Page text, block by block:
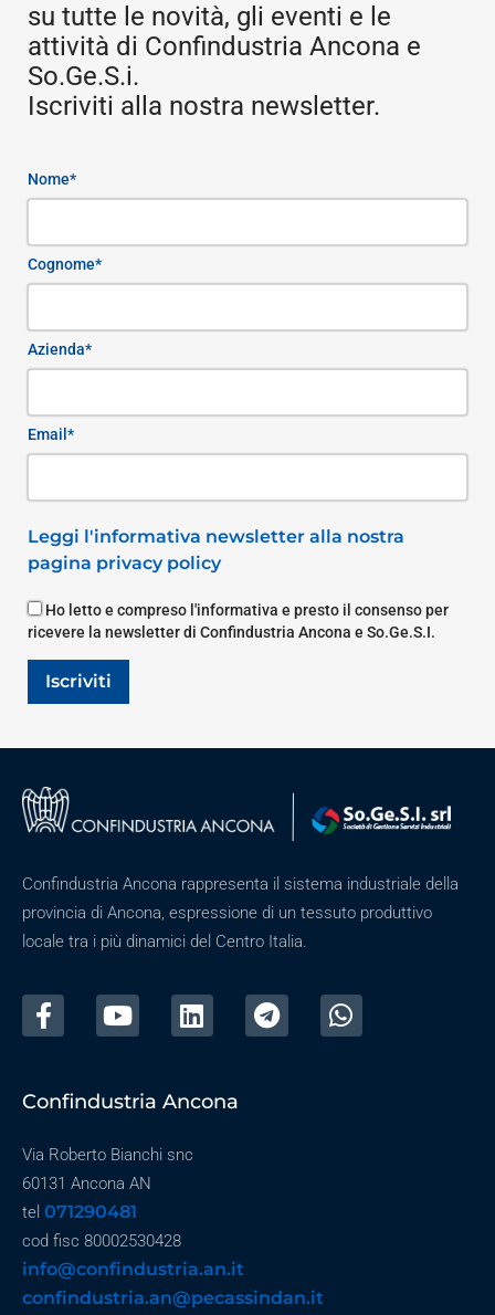
su tutte le novità, gli eventi e le
attività di Confindustria Ancona e
So.Ge.S.i.
Iscriviti alla nostra newsletter.
Nome*
Cognome*
Azienda*
Email*
Leggi l'informativa newsletter alla nostra
pagina privacy policy
Ho letto e compreso l'informativa e presto il consenso per
ricevere la newsletter di Confindustria Ancona e So.Ge.S.I.
Iscriviti
Confindustria Ancona rappresenta il sistema industriale della
provincia di Ancona, espressione di un tessuto produttivo
locale tra i più dinamici del Centro Italia.
Confindustria Ancona
Via Roberto Bianchi snc
60131 Ancona AN
tel 071290481
cod fisc 80002530428
info@confindustria.an.it
confindustria.an@pecassindan.it